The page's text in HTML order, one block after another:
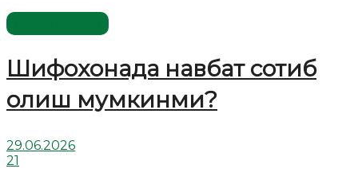
Шифохонада навбат сотиб
олиш мумкинми?
29.06.2026
21